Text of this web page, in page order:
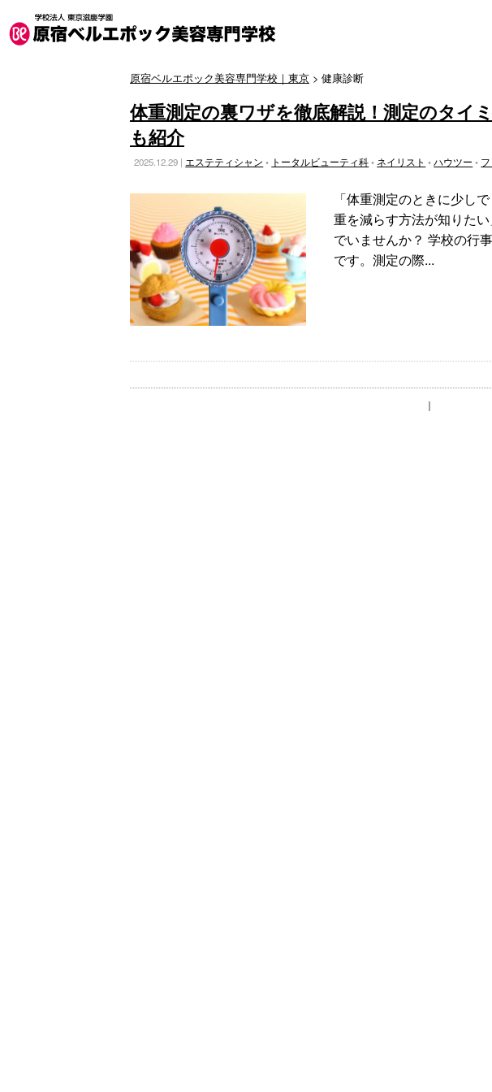
原宿ベルエポック美容専門学校｜東京 > 健康診断
体重測定の裏ワザを徹底解説！測定のタイ
も紹介
2025.12.29 | エステティシャン • トータルビューティ科• ネイリスト •ハウツー •
「体重測定のときに少し
重を減らす方法が知りた
でいませんか？ 学校の行
です。測定の際...
｜